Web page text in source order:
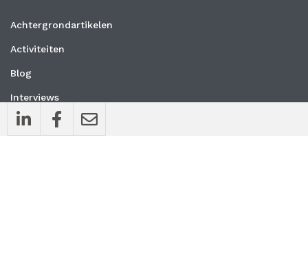
Achtergrondartikelen
Activiteiten
Blog
Interviews
Nieuws